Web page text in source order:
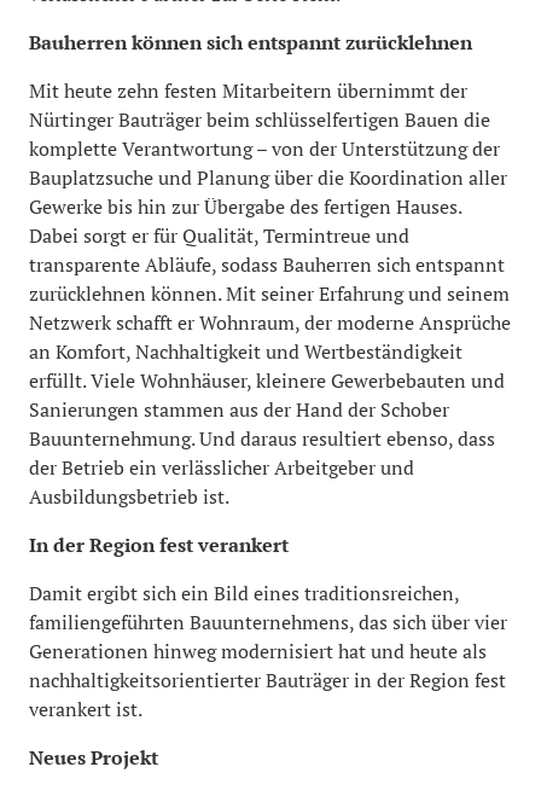
Bauherren können sich entspannt zurücklehnen
Mit heute zehn festen Mitarbeitern übernimmt der
Nürtinger Bauträger beim schlüsselfertigen Bauen die
komplette Verantwortung – von der Unterstützung der
Bauplatzsuche und Planung über die Koordination aller
Gewerke bis hin zur Übergabe des fertigen Hauses.
Dabei sorgt er für Qualität, Termintreue und
transparente Abläufe, sodass Bauherren sich entspannt
zurücklehnen können. Mit seiner Erfahrung und seinem
Netzwerk schafft er Wohnraum, der moderne Ansprüche
an Komfort, Nachhaltigkeit und Wertbeständigkeit
erfüllt. Viele Wohnhäuser, kleinere Gewerbebauten und
Sanierungen stammen aus der Hand der Schober
Bauunternehmung. Und daraus resultiert ebenso, dass
der Betrieb ein verlässlicher Arbeitgeber und
Ausbildungsbetrieb ist.
In der Region fest verankert
Damit ergibt sich ein Bild eines traditionsreichen,
familiengeführten Bauunternehmens, das sich über vier
Generationen hinweg modernisiert hat und heute als
nachhaltigkeitsorientierter Bauträger in der Region fest
verankert ist.
Neues Projekt